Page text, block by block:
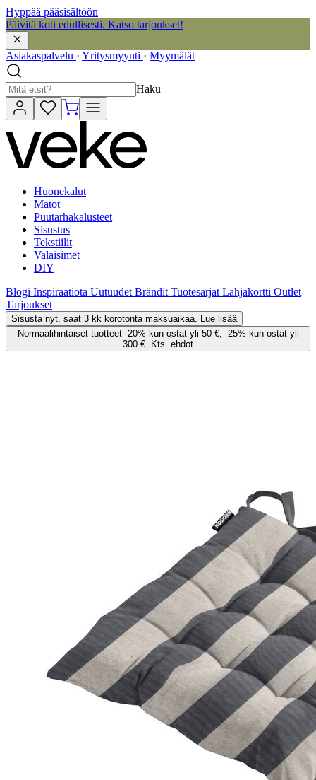
Hyppää pääsisältöön
Päivitä koti edullisesti. Katso tarjoukset!
Asiakaspalvelu · Yritysmyynti · Myymälät
Haku
Huonekalut
Matot
Puutarhakalusteet
Sisustus
Tekstiilit
Valaisimet
DIY
Blogi Inspiraatiota Uutuudet Brändit Tuotesarjat Lahjakortti Outlet
Tarjoukset
Sisusta nyt, saat 3 kk korotonta maksuaikaa. Lue lisää
Normaalihintaiset tuotteet -20% kun ostat yli 50 €, -25% kun ostat yli
300 €. Kts. ehdot